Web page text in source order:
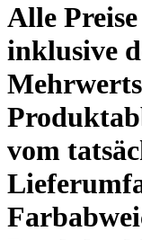
Alle
inklusive
vom